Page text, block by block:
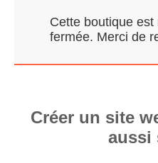
Nos
Cette boutique
fermée. Merci de
Créer un site
aussi